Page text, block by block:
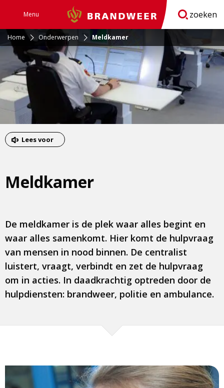
Menu Brandweer zoeken
Home Onderwerpen Meldkamer
Lees voor
Meldkamer
De meldkamer is de plek waar alles begint en
waar alles samenkomt. Hier komt de hulpvraag
van mensen in nood binnen. De centralist
luistert, vraagt, verbindt en zet de hulpvraag
om in acties. In daadkrachtig optreden door de
hulpdiensten: brandweer, politie en ambulance.